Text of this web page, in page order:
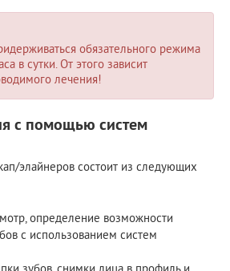
обязательного режима
в сутки. От этого зависит
лечения!
с помощью систем
элайнеров состоит из следующих
определение возможности
с использованием систем